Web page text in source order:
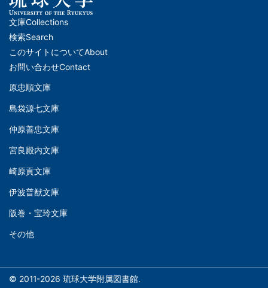
メ
イ
ン
ナ
ビ
ー
シ
ョ
ン
ッ
タ
文庫Collections
検索Search
このサイトについてAbout
お問い合わせContact
文
(Left)
原忠順文庫
島袋源七文庫
仲原善忠文庫
文
(Middle)
宮良殿内文庫
崎原貢文庫
伊波普猷文庫
文
庫
阪巻・宝玲文庫
その他
© 2011-2026 琉球大学附属図書館.